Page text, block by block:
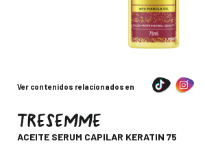
Ver contenidos relacionados en
TRESEMME
ACEITE SERUM CAPILAR KERATIN 75